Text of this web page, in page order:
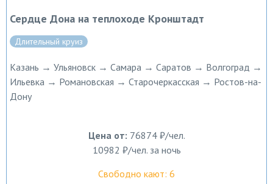
Сердце Дона на теплоходе Кронштадт
Длительный круиз
Казань → Ульяновск → Самара → Саратов → Волгоград →
Ильевка → Романовская → Старочеркасская → Ростов-на-
Дону
Цена от: 76874 ₽/чел.
10982 ₽/чел. за ночь
Свободно кают: 6